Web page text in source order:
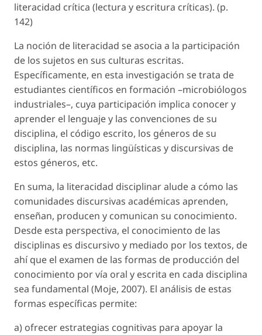
literacidad crítica (lectura y escritura críticas). (p.
142)
La noción de literacidad se asocia a la participación
de los sujetos en sus culturas escritas.
Específicamente, en esta investigación se trata de
estudiantes científicos en formación –microbiólogos
industriales–, cuya participación implica conocer y
aprender el lenguaje y las convenciones de su
disciplina, el código escrito, los géneros de su
disciplina, las normas lingüísticas y discursivas de
estos géneros, etc.
En suma, la literacidad disciplinar alude a cómo las
comunidades discursivas académicas aprenden,
enseñan, producen y comunican su conocimiento.
Desde esta perspectiva, el conocimiento de las
disciplinas es discursivo y mediado por los textos, de
ahí que el examen de las formas de producción del
conocimiento por vía oral y escrita en cada disciplina
sea fundamental (Moje, 2007). El análisis de estas
formas específicas permite:
a) ofrecer estrategias cognitivas para apoyar la